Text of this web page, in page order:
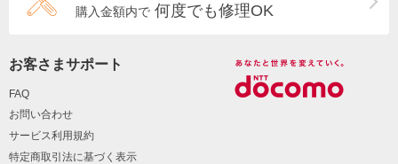
購入金額内で 何度でも修理OK
お客さまサポート
FAQ
お問い合わせ
サービス利用規約
特定商取引法に基づく表示